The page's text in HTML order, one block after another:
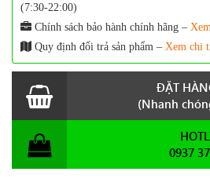
(7:30-22:00)
Chính sách bảo hành chính hãng –
Quy định đổi trả sản phẩm – Xem chi
ĐẶT
(Nhanh
0937